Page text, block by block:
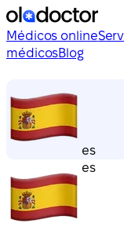
Médicos online
médicosBlog
es
es